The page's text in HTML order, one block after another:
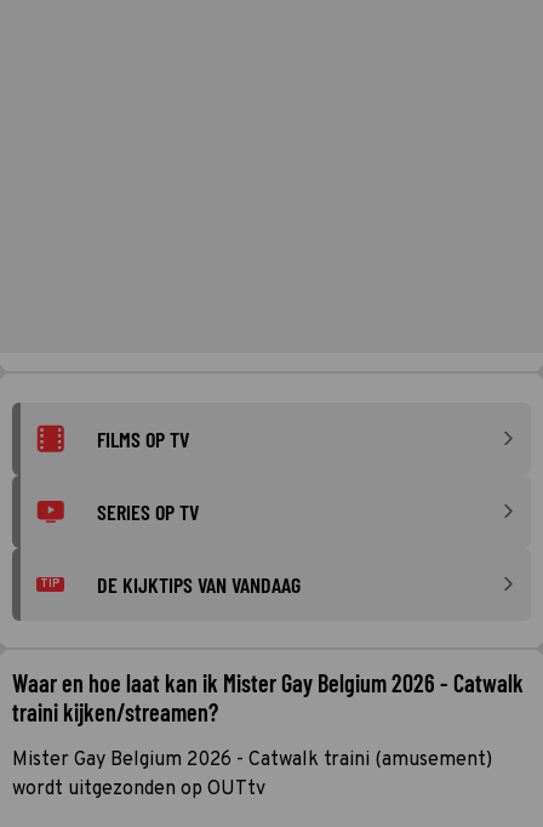
FILMS OP TV
SERIES OP TV
TIP DE KIJKTIPS VAN VANDAAG
Waar en hoe laat kan ik Mister Gay Belgium 2026 - Catwalk
traini kijken/streamen?
Mister Gay Belgium 2026 - Catwalk traini (amusement)
wordt uitgezonden op OUTtv